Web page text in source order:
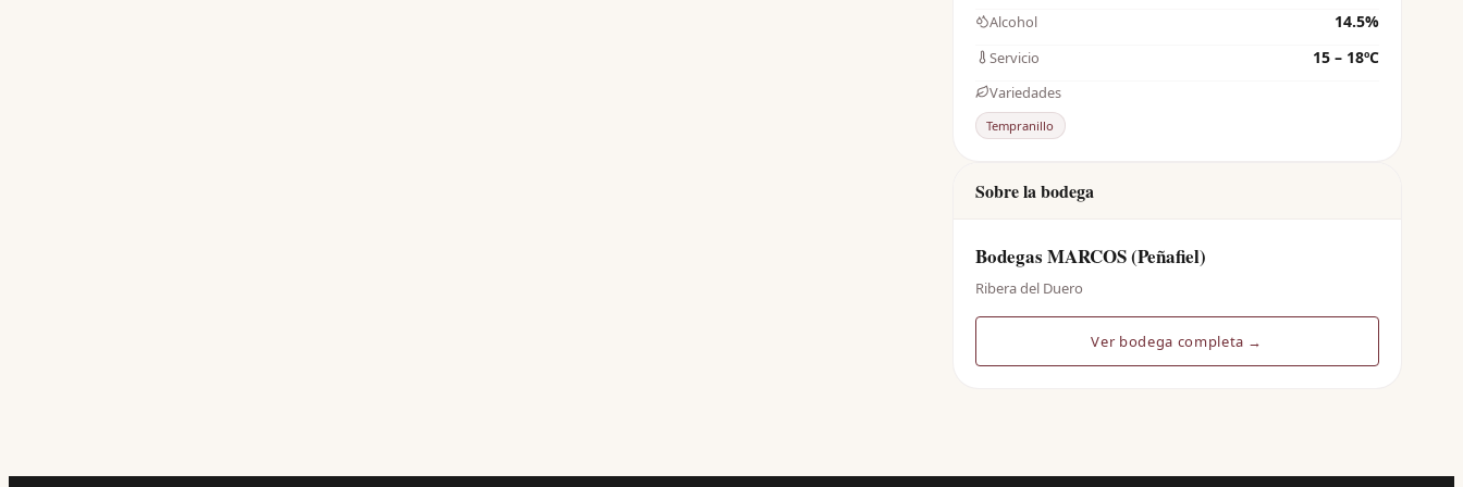
Alcohol 14.5%
Servicio 15 – 18ºC
Variedades
Tempranillo
Sobre la bodega
Bodegas MARCOS (Peñafiel)
Ribera del Duero
Ver bodega completa →